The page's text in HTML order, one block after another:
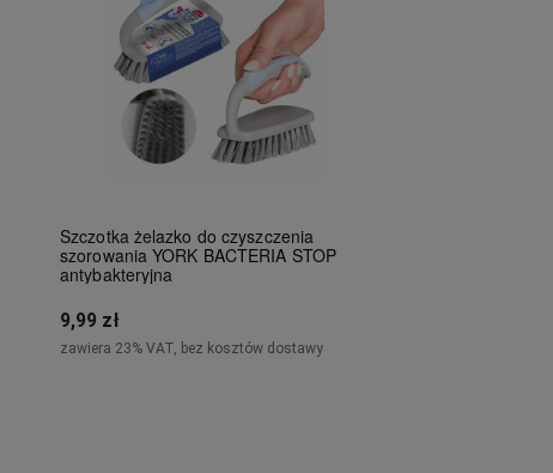
Szczotka żelazko do czyszczenia
szorowania YORK BACTERIA STOP
antybakteryjna
9,99 zł
zawiera 23% VAT, bez kosztów dostawy